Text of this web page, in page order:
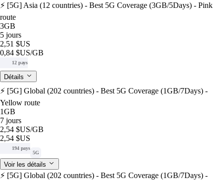
⚡️ [5G] Asia (12 countries) - Best 5G Coverage (3GB/5Days) - Pink
route
3GB
5 jours
2,51 $US
0,84 $US/GB
12 pays
Détails
⚡️ [5G] Global (202 countries) - Best 5G Coverage (1GB/7Days) -
Yellow route
1GB
7 jours
2,54 $US/GB
2,54 $US
194 pays
5G
Voir les détails
⚡️ [5G] Global (202 countries) - Best 5G Coverage (1GB/7Days) -